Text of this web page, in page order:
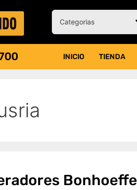
INICIO TIENDA